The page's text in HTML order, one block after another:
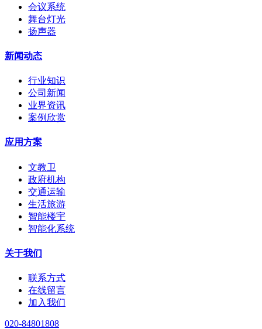
会议系统
舞台灯光
扬声器
新闻动态
行业知识
公司新闻
业界资讯
案例欣赏
应用方案
文教卫
政府机构
交通运输
生活旅游
智能楼宇
智能化系统
关于我们
联系方式
在线留言
加入我们
020-84801808